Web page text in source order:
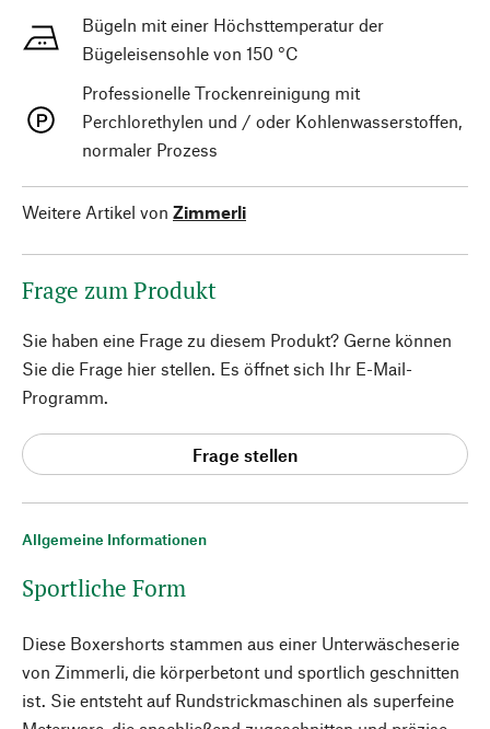
Allgemeine Informationen
Sportliche Form
Diese Boxershorts stammen aus einer Unterwäscheserie
von Zimmerli, die körperbetont und sportlich geschnitten
ist. Sie entsteht auf Rundstrickmaschinen als superfeine
Bügeln mit einer Höchsttemperatur der
Bügeleisensohle von 150 °C
Professionelle Trockenreinigung mit
Perchlorethylen und / oder Kohlenwasserstoffen,
normaler Prozess
Weitere Artikel von Zimmerli
Frage zum Produkt
Sie haben eine Frage zu diesem Produkt? Gerne können
Sie die Frage hier stellen. Es öffnet sich Ihr E-Mail-
Programm.
Frage stellen